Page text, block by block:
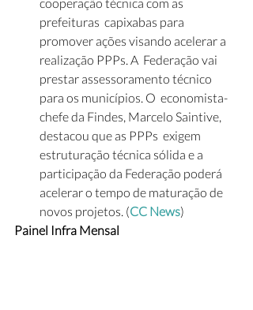
prefeituras  capixabas para
promover ações visando acelerar a
realização PPPs. A  Federação vai
prestar assessoramento técnico
para os municípios. O  economista-
chefe da Findes, Marcelo Saintive,
destacou que as PPPs  exigem
estruturação técnica sólida e a
participação da Federação poderá
acelerar o tempo de maturação de
novos projetos. (CC News)
Painel Infra Mensal